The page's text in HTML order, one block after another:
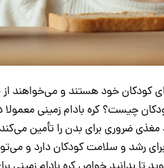
کودکان خود هستند و می‌خواهند
چیست؟ کره بادام ‌زمینی
مغذی ضروری برای بدن را تأمین
برای رشد و سلامت کودکان دارد و